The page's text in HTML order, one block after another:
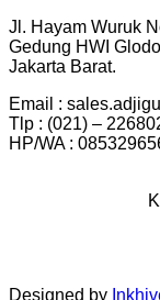
Jl. Hayam Wuruk
Gedung HWI
Jakarta Barat.
Email :
Tlp : (021) –
HP/WA :
Designed by